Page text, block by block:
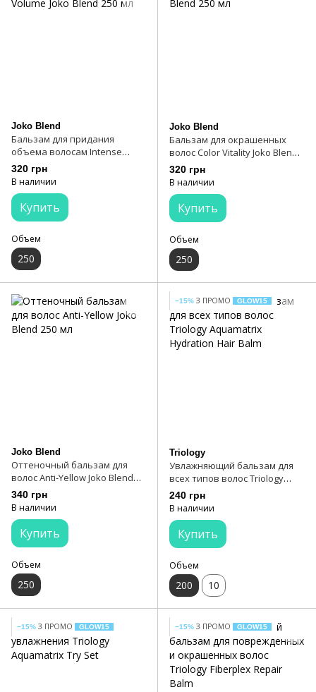
Joko Blend
Бальзам для придания
объема волосам Intense
Volume Joko Blend 250 мл
320 грн
В наличии
Купить
Объем
250
Joko Blend
Бальзам для окрашенных
волос Color Vitality Joko Blend
250 мл
320 грн
В наличии
Купить
Объем
250
Joko Blend
Оттеночный бальзам для
волос Anti-Yellow Joko Blend
250 мл
340 грн
В наличии
Купить
Объем
250
−15% З ПРОМО GLOW15
Triology
Увлажняющий бальзам для
всех типов волос Triology
Aquamatrix Hydration Hair
Balm
240 грн
В наличии
Купить
Объем
200 10
−15% З ПРОМО GLOW15 −15% З ПРОМО GLOW15